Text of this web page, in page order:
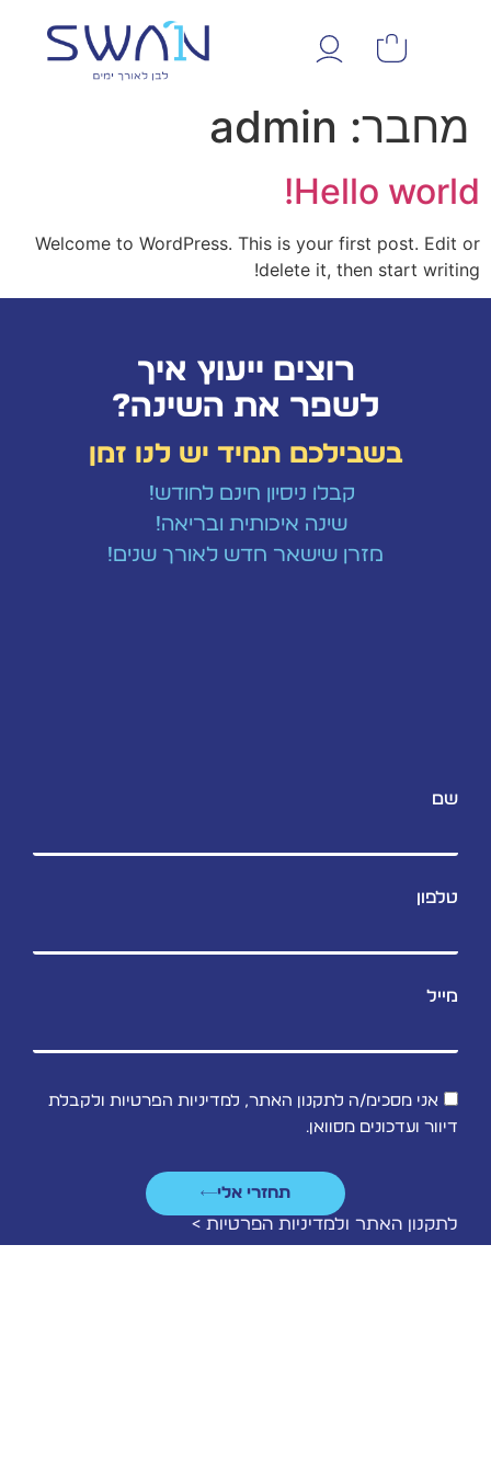
מחבר: admin
Hello world!
Welcome to WordPress. This is your first post. Edit or
delete it, then start writing!
רוצים ייעוץ איך
לשפר את השינה?
בשבילכם תמיד יש לנו זמן
קבלו ניסיון חינם לחודש!
שינה איכותית ובריאה!
מזרן שישאר חדש לאורך שנים!
שם
טלפון
מייל
אני מסכימ/ה לתקנון האתר, למדיניות הפרטיות ולקבלת
דיוור ועדכונים מסוואן.
תחזרי אלי
לתקנון האתר ולמדיניות הפרטיות >